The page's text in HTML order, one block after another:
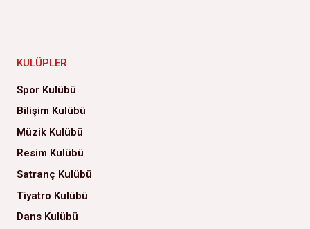
KULÜPLER
Spor Kulübü
Bilişim Kulübü
Müzik Kulübü
Resim Kulübü
Satranç Kulübü
Tiyatro Kulübü
Dans Kulübü